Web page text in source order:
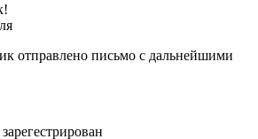
отправлено письмо с дальнейшими